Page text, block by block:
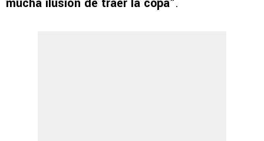
mucha ilusión de traer la copa“.